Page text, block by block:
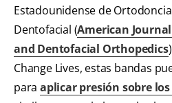
Estadounidense de
Dentofacial (American
and Dentofacial Orthopedics
Change Lives, estas bandas
para aplicar presión sobre